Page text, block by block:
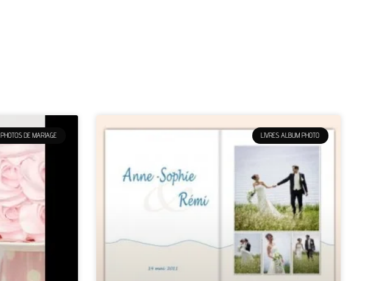
PHOTOS DE MARIAGE LIVRES ALBUM PHOTO